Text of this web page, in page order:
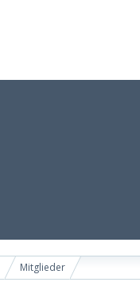
Mitglieder